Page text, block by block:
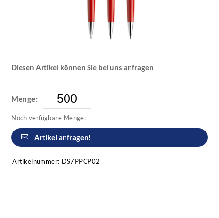
Diesen Artikel können Sie bei uns anfragen
Menge:
Noch verfügbare Menge:
Artikel anfragen!
Artikelnummer: DS7PPCP02